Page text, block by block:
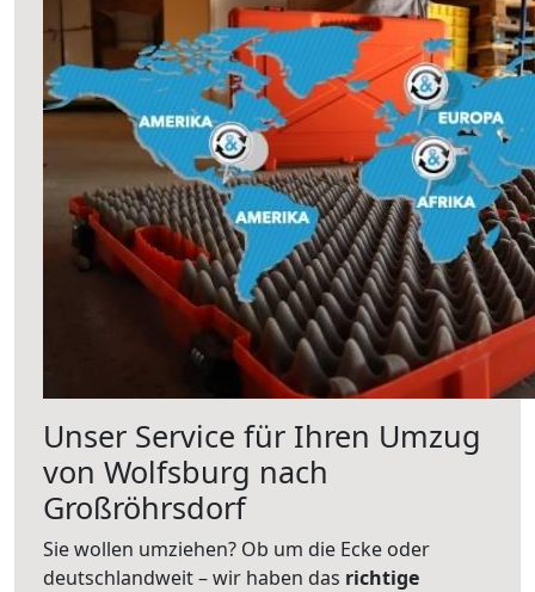
Unser Service für Ihren Umzug
von Wolfsburg nach
Großröhrsdorf
Sie wollen umziehen? Ob um die Ecke oder
deutschlandweit – wir haben das richtige